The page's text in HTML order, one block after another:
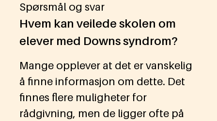
Spørsmål og svar
Hvem kan veilede skolen om
elever med Downs syndrom?
Mange opplever at det er vanskelig
å finne informasjon om dette. Det
finnes flere muligheter for
rådgivning, men de ligger ofte på